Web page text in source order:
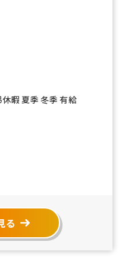
暇 夏季 冬季 有給
る